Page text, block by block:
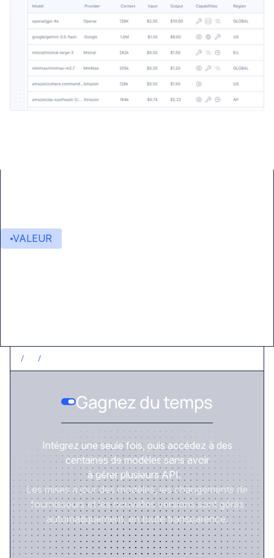
VALEUR
/ /
Gagnez du temps
Intégrez une seule fois, puis accédez à des
centaines de modèles sans avoir
à gérer plusieurs API.
Les mises à jour des modèles, les changements de
fournisseurs et les nouvelles versions sont gérés
automatiquement, en toute transparence.